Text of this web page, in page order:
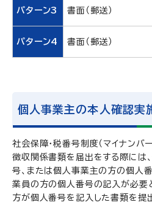
パターン3 書面（郵送）
パターン4 書面（郵送）
個人事業主の本人確認実
社会保障・税番号制度（マイナンバ
徴収関係書類を届出をする際には
号、または個人事業主の方の個人番
業員の方の個人番号の記入が必要
方が個人番号を記入した書類を提